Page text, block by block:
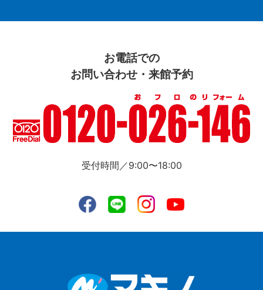
お電話での
お問い合わせ・来館予約
受付時間／9:00〜18:00